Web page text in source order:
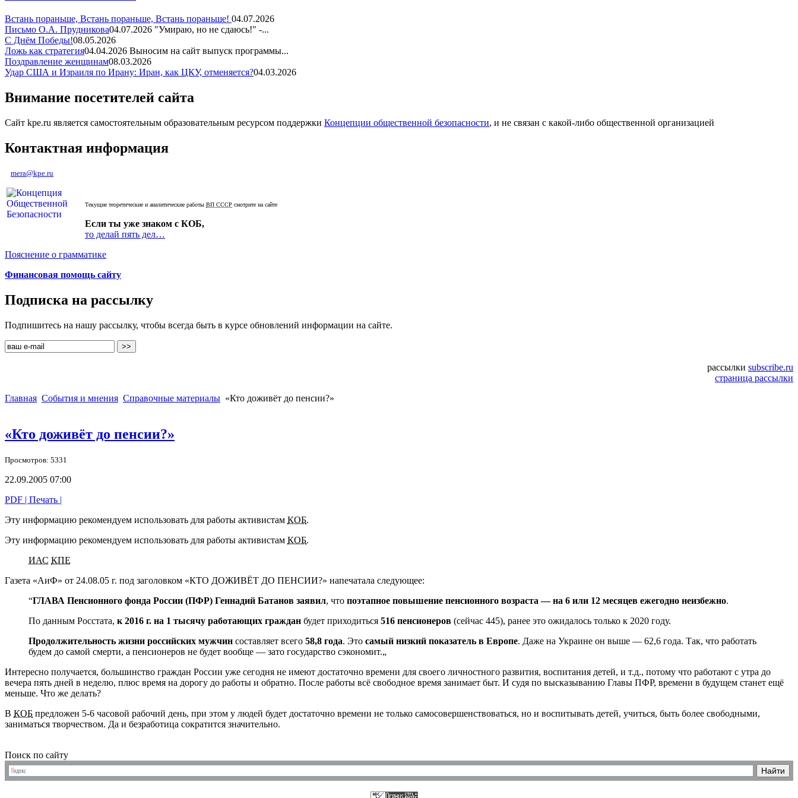
Встань пораньше, Встань пораньше, Встань пораньше! 04.07.2026
Письмо О.А. Прудникова04.07.2026 "Умираю, но не сдаюсь!" -...
С Днём Победы!08.05.2026
Ложь как стратегия04.04.2026 Выносим на сайт выпуск программы...
Поздравление женщинам08.03.2026
Удар США и Израиля по Ирану: Иран, как ЦКУ, отменяется?04.03.2026
Внимание посетителей сайта
Сайт kpe.ru является самостоятельным образовательным ресурсом поддержки Концепции общественной безопасности, и не связан с какой-либо общественной организацией
Контактная информация
mera@kpe.ru
Текущие теоретические и аналитические работы ВП СССР смотрите на сайте
Если ты уже знаком с КОБ,
то делай пять дел…
Пояснение о грамматике
Финансовая помощь сайту
Подписка на рассылку
Подпишитесь на нашу рассылку, чтобы всегда быть в курсе обновлений информации на сайте.
рассылки subscribe.ru
страница рассылки
Главная События и мнения Справочные материалы «Кто доживёт до пенсии?»
«Кто доживёт до пенсии?»
Просмотров: 5331
22.09.2005 07:00
PDF | Печать |
Эту информацию рекомендуем использовать для работы активистам КОБ.
Эту информацию рекомендуем использовать для работы активистам КОБ.
ИАС КПЕ
Газета «АиФ» от 24.08.05 г. под заголовком «КТО ДОЖИВЁТ ДО ПЕНСИИ?» напечатала следующее:
“ГЛАВА Пенсионного фонда России (ПФР) Геннадий Батанов заявил, что поэтапное повышение пенсионного возраста — на 6 или 12 месяцев ежегодно неизбежно.
По данным Росстата, к 2016 г. на 1 тысячу работающих граждан будет приходиться 516 пенсионеров (сейчас 445), ранее это ожидалось только к 2020 году.
Продолжительность жизни российских мужчин составляет всего 58,8 года. Это самый низкий показатель в Европе. Даже на Украине он выше — 62,6 года. Так, что работать
будем до самой смерти, а пенсионеров не будет вообще — зато государство сэкономит.„
Интересно получается, большинство граждан России уже сегодня не имеют достаточно времени для своего личностного развития, воспитания детей, и т.д., потому что работают с утра до
вечера пять дней в неделю, плюс время на дорогу до работы и обратно. После работы всё свободное время занимает быт. И судя по высказыванию Главы ПФР, времени в будущем станет ещё
меньше. Что же делать?
В КОБ предложен 5-6 часовой рабочий день, при этом у людей будет достаточно времени не только самосовершенствоваться, но и воспитывать детей, учиться, быть более свободными,
заниматься творчеством. Да и безработица сократится значительно.
Поиск по сайту